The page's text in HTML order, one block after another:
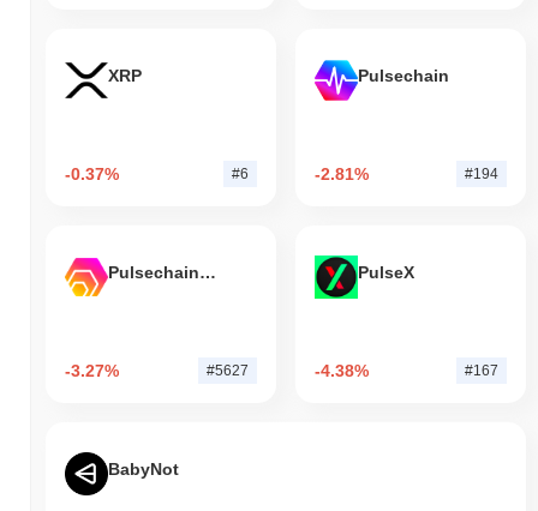
XRP
-0.37% #6
Pulsechain
-2.81% #194
Pulsechain Bridged HEX (Pulsechain)
-3.27% #5627
PulseX
-4.38% #167
BabyNot